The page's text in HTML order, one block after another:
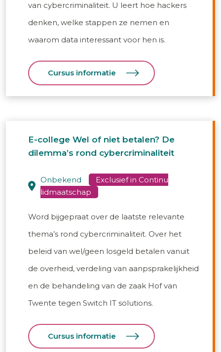
van cybercriminaliteit. U leert hoe hackers
denken, welke stappen ze nemen en
waarom data interessant voor hen is.
Cursus informatie
E-college Wel of niet betalen? De
dilemma’s rond cybercriminaliteit
onbekend
Word bijgepraat over de laatste relevante
thema’s rond cybercriminaliteit. Over het
beleid van wel/geen losgeld betalen vanuit
de overheid, verdeling van aanpsprakelijkheid
en de behandeling van de zaak Hof van
Twente tegen Switch IT solutions.
Cursus informatie